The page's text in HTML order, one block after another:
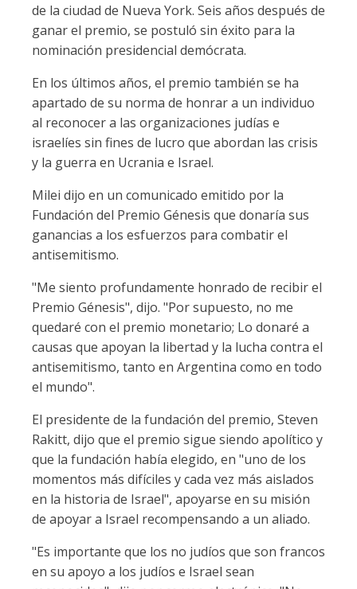
de la ciudad de Nueva York. Seis años después de
ganar el premio, se postuló sin éxito para la
nominación presidencial demócrata.
En los últimos años, el premio también se ha
apartado de su norma de honrar a un individuo
al reconocer a las organizaciones judías e
israelíes sin fines de lucro que abordan las crisis
y la guerra en Ucrania e Israel.
Milei dijo en un comunicado emitido por la
Fundación del Premio Génesis que donaría sus
ganancias a los esfuerzos para combatir el
antisemitismo.
"Me siento profundamente honrado de recibir el
Premio Génesis", dijo. "Por supuesto, no me
quedaré con el premio monetario; Lo donaré a
causas que apoyan la libertad y la lucha contra el
antisemitismo, tanto en Argentina como en todo
el mundo".
El presidente de la fundación del premio, Steven
Rakitt, dijo que el premio sigue siendo apolítico y
que la fundación había elegido, en "uno de los
momentos más difíciles y cada vez más aislados
en la historia de Israel", apoyarse en su misión
de apoyar a Israel recompensando a un aliado.
"Es importante que los no judíos que son francos
en su apoyo a los judíos e Israel sean